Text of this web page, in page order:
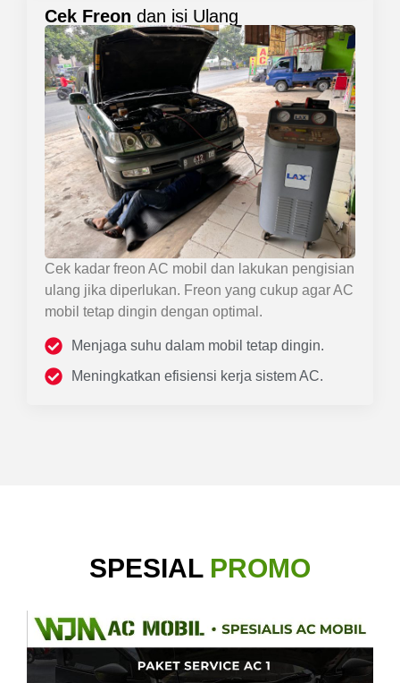
Cek Freon dan isi Ulang
Cek kadar freon AC mobil dan lakukan pengisian
ulang jika diperlukan. Freon yang cukup agar AC
mobil tetap dingin dengan optimal.
Menjaga suhu dalam mobil tetap dingin.
Meningkatkan efisiensi kerja sistem AC.
SPESIAL PROMO